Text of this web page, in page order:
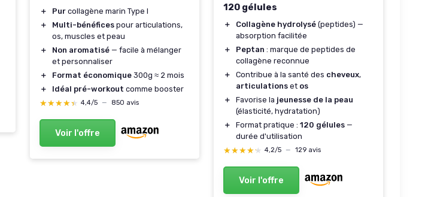
＋ Pur collagène marin Type I
＋
Multi-bénéfices pour articulations,
os, muscles et peau
＋
Non aromatisé — facile à mélanger
et personnaliser
＋
Format économique 300g ≈ 2 mois
＋
Idéal pré-workout comme booster
★★★★★
★★★★★ 4,4/5 — 850 avis
Voir l'offre
120 gélules
＋ Collagène hydrolysé (peptides) —
absorption facilitée
＋
Peptan : marque de peptides de
collagène reconnue
＋
Contribue à la santé des cheveux,
articulations et os
＋
Favorise la jeunesse de la peau
(élasticité, hydratation)
＋
Format pratique : 120 gélules —
durée d'utilisation
★★★★★
★★★★★ 4,2/5 — 129 avis
Voir l'offre